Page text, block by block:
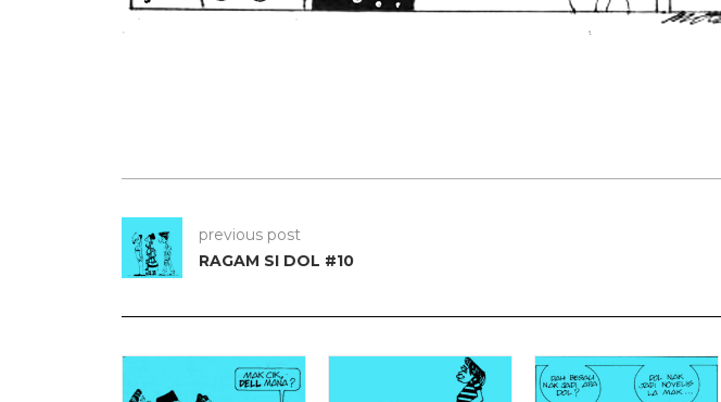
previous post
RAGAM SI DOL #10